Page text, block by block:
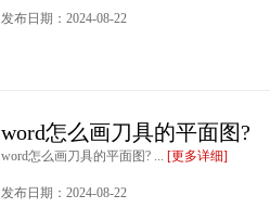
发布日期：2024-08-22
word怎么画刀具的平面图?
word怎么画刀具的平面图? ... [更多详细]
发布日期：2024-08-22